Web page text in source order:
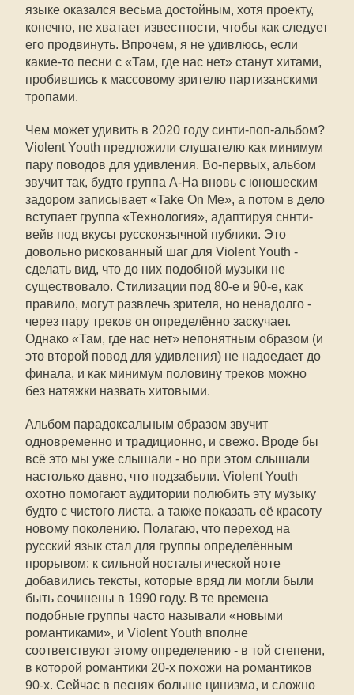
языке оказался весьма достойным, хотя проекту,
конечно, не хватает известности, чтобы как следует
его продвинуть. Впрочем, я не удивлюсь, если
какие-то песни с «Там, где нас нет» станут хитами,
пробившись к массовому зрителю партизанскими
тропами.
Чем может удивить в 2020 году синти-поп-альбом?
Violent Youth предложили слушателю как минимум
пару поводов для удивления. Во-первых, альбом
звучит так, будто группа A-Ha вновь с юношеским
задором записывает «Take On Me», а потом в дело
вступает группа «Технология», адаптируя сннти-
вейв под вкусы русскоязычной публики. Это
довольно рискованный шаг для Violent Youth -
сделать вид, что до них подобной музыки не
существовало. Стилизации под 80-е и 90-е, как
правило, могут развлечь зрителя, но ненадолго -
через пару треков он определённо заскучает.
Однако «Там, где нас нет» непонятным образом (и
это второй повод для удивления) не надоедает до
финала, и как минимум половину треков можно
без натяжки назвать хитовыми.
Альбом парадоксальным образом звучит
одновременно и традиционно, и свежо. Вроде бы
всё это мы уже слышали - но при этом слышали
настолько давно, что подзабыли. Violent Youth
охотно помогают аудитории полюбить эту музыку
будто с чистого листа. а также показать её красоту
новому поколению. Полагаю, что переход на
русский язык стал для группы определённым
прорывом: к сильной ностальгической ноте
добавились тексты, которые вряд ли могли были
быть сочинены в 1990 году. В те времена
подобные группы часто называли «новыми
романтиками», и Violent Youth вполне
соответствуют этому определению - в той степени,
в которой романтики 20-х похожи на романтиков
90-х. Сейчас в песнях больше цинизма, и сложно